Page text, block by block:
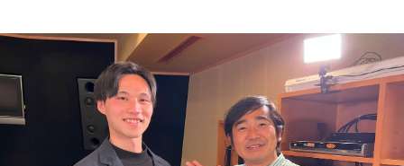
お知らせ
イベント・グッズ
YouTube
会社情報